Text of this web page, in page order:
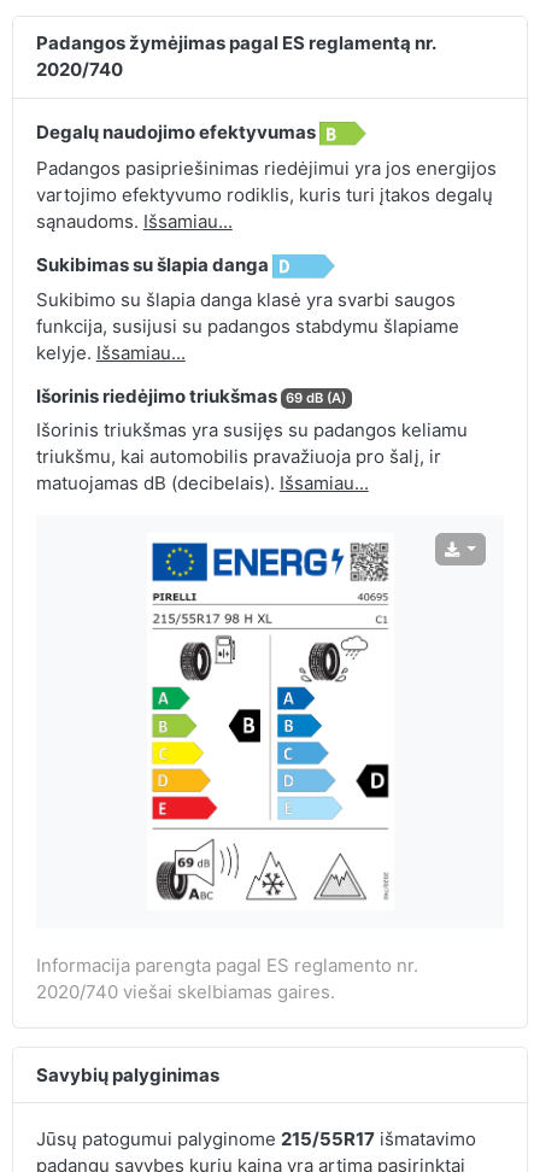
Padangos žymėjimas pagal ES reglamentą nr.
2020/740
Degalų naudojimo efektyvumas
Padangos pasipriešinimas riedėjimui yra jos energijos
vartojimo efektyvumo rodiklis, kuris turi įtakos degalų
sąnaudoms. Išsamiau...
Sukibimas su šlapia danga
Sukibimo su šlapia danga klasė yra svarbi saugos
funkcija, susijusi su padangos stabdymu šlapiame
kelyje. Išsamiau...
Išorinis riedėjimo triukšmas 69 dB (A)
Išorinis triukšmas yra susijęs su padangos keliamu
triukšmu, kai automobilis pravažiuoja pro šalį, ir
matuojamas dB (decibelais). Išsamiau...
Informacija parengta pagal ES reglamento nr.
2020/740 viešai skelbiamas gaires.
Savybių palyginimas
Jūsų patogumui palyginome 215/55R17išmatavimo
padangų savybes kurių kaina yra artima pasirinktai